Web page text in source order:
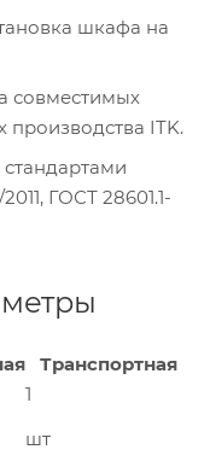
шкафа на
совместимых
производства ITK.
ГОСТ 28601.1-
Транспортная
1
шт